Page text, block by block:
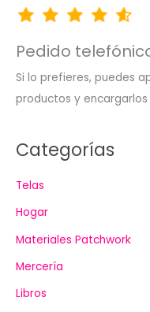
Pedido
Si lo prefieres, puedes
productos y encargarlos
Categorías
Telas
Hogar
Materiales Patchwork
Mercería
Libros